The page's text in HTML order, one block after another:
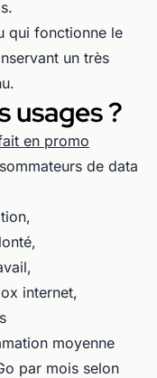
qui fonctionne le
un très
usages ?
en promo
de data
internet,
moyenne
par mois selon